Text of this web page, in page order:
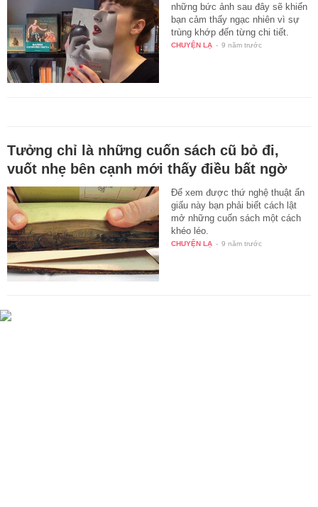
những bức ảnh sau đây sẽ khiến
bạn cảm thấy ngạc nhiên vì sự
trùng khớp đến từng chi tiết.
CHUYỆN LẠ - 9 năm trước
Tưởng chỉ là những cuốn sách cũ bỏ đi,
vuốt nhẹ bên cạnh mới thấy điều bất ngờ
Để xem được thứ nghệ thuật ẩn
giấu này bạn phải biết cách lật
mở những cuốn sách một cách
khéo léo.
CHUYỆN LẠ - 9 năm trước